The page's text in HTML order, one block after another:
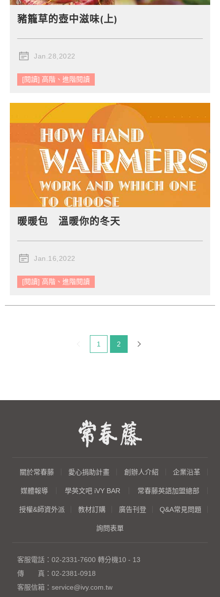
[閱讀] 高階、進階閱讀
豬籠草的壺中滋味(上)
Jan.28,2022
[閱讀] 高階、進階閱讀
暖暖包 溫暖你的冬天
Jan.16,2022
目前頁碼：
1 2
關於常春藤 愛心捐助計畫 創辦人介紹 企業沿革
媒體報導 學英文吧 iVY BAR 常春藤英語加盟總部
授權&師資外派 教材訂購 廣告刊登 Q&A常見問題
詢問表單
客服電話： 02-2331-7600 轉分機10 - 13
傳 真： 02-2381-0918
客服信箱： service@ivy.com.tw